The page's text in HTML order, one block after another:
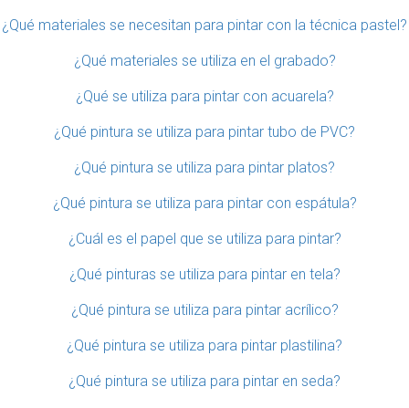
¿Qué materiales se necesitan para pintar con la técnica pastel?
¿Qué materiales se utiliza en el grabado?
¿Qué se utiliza para pintar con acuarela?
¿Qué pintura se utiliza para pintar tubo de PVC?
¿Qué pintura se utiliza para pintar platos?
¿Qué pintura se utiliza para pintar con espátula?
¿Cuál es el papel que se utiliza para pintar?
¿Qué pinturas se utiliza para pintar en tela?
¿Qué pintura se utiliza para pintar acrílico?
¿Qué pintura se utiliza para pintar plastilina?
¿Qué pintura se utiliza para pintar en seda?